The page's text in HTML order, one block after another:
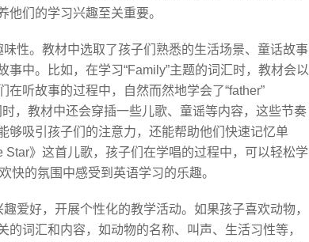
他们的学习兴趣至关重要。
性。教材中选取了孩子们熟悉的生活场景、童话故事
中。比如，在学习“Family”主题的词汇时，教材会以
听故事的过程中，自然而然地学会了“father”
时，教材中还会穿插一些儿歌、童谣等内容，这些节奏
够吸引孩子们的注意力，还能帮助他们快速记忆单
》这首儿歌，孩子们在学唱的过程中，可以轻松学
快的氛围中感受到英语学习的乐趣。
爱好，开展个性化的教学活动。如果孩子喜欢动物，
词汇和内容，如动物的名称、叫声、生活习性等，